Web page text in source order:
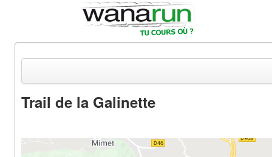
Equipements & Tests
Trail de la Galinette